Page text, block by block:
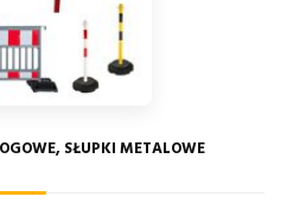
SŁUPKI METALOWE